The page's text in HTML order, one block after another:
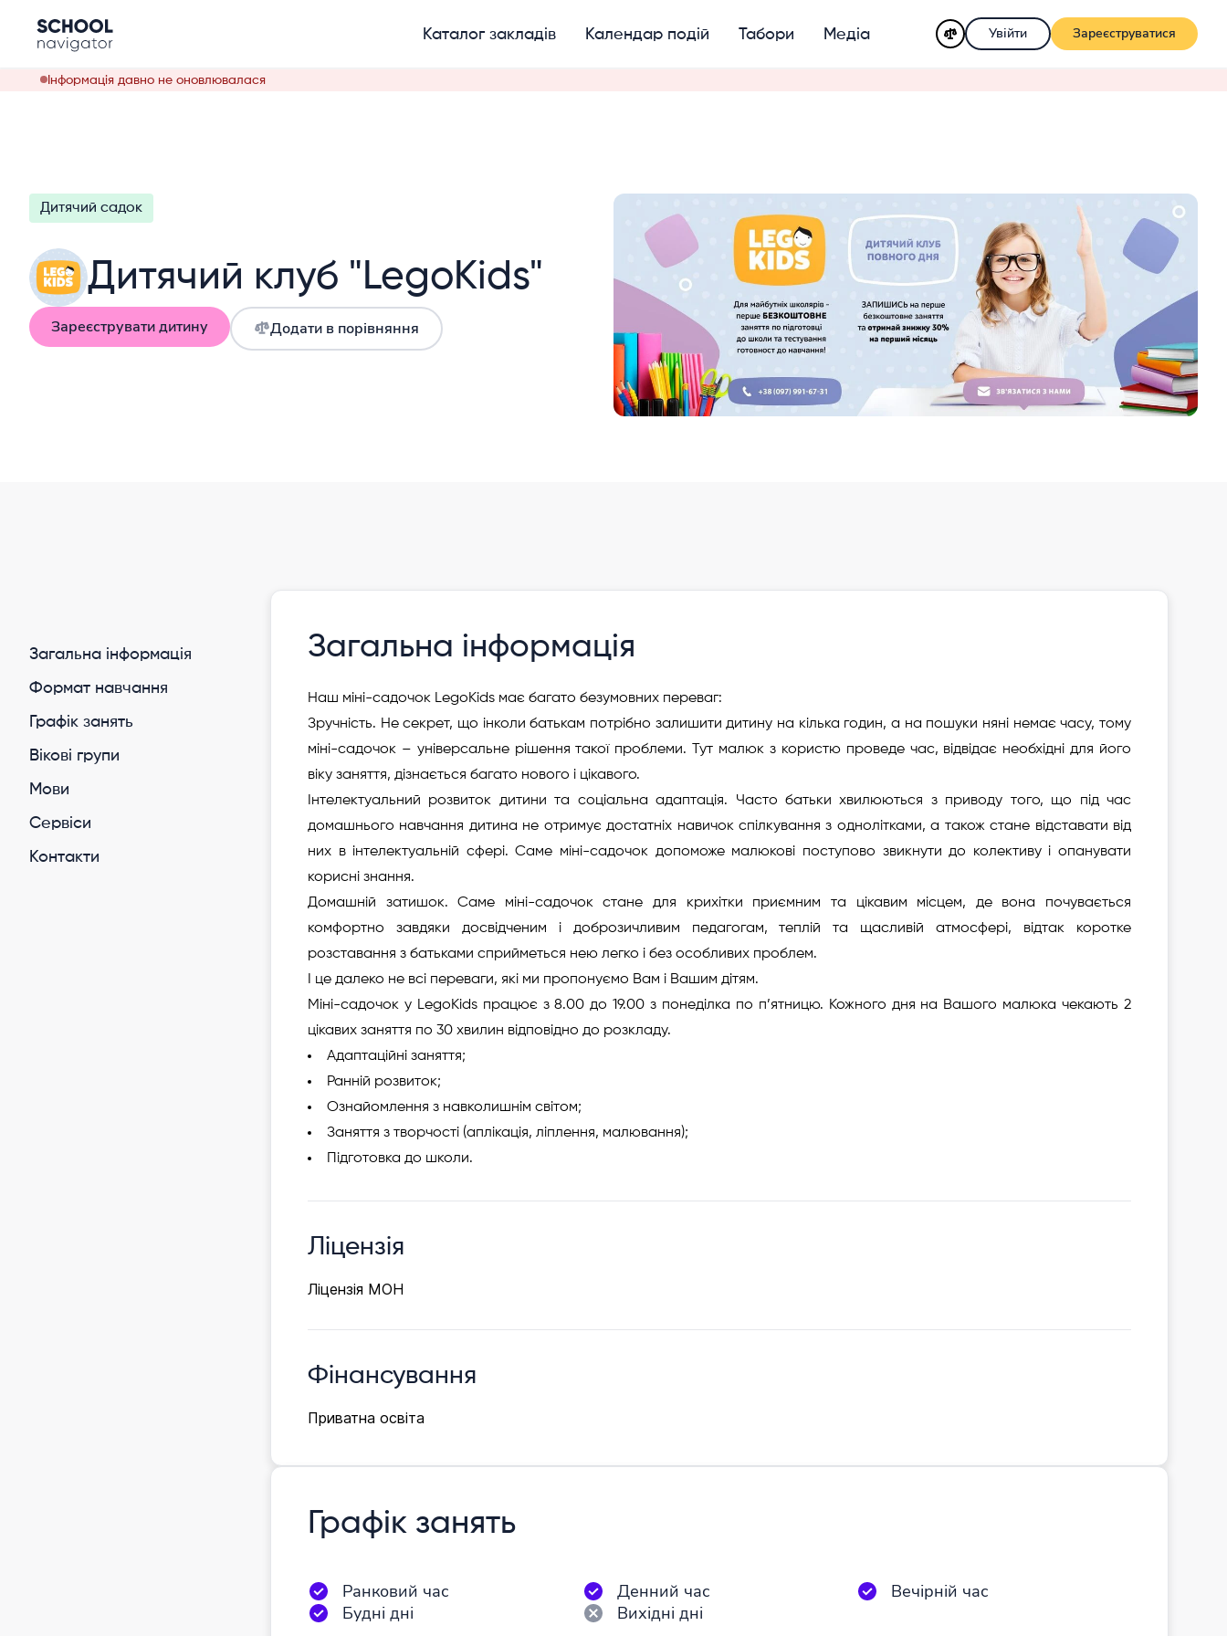
Каталог закладів Календар подій Табори Медіа Увійти Зареєструватися
Інформація давно не оновлювалася
Дитячий садок
Дитячий клуб "LegoKids"
Зареєструвати дитину Додати в порівняння
Загальна інформація
Формат навчання
Графік занять
Вікові групи
Мови
Cервіси
Контакти
Загальна інформація
Наш міні-садочок LegoKids має багато безумовних переваг:
Зручність. Не секрет, що інколи батькам потрібно залишити дитину на кілька годин, а на пошуки няні немає часу, тому
міні-садочок – універсальне рішення такої проблеми. Тут малюк з користю проведе час, відвідає необхідні для його
віку заняття, дізнається багато нового і цікавого.
Інтелектуальний розвиток дитини та соціальна адаптація. Часто батьки хвилюються з приводу того, що під час
домашнього навчання дитина не отримує достатніх навичок спілкування з однолітками, а також стане відставати від
них в інтелектуальній сфері. Саме міні-садочок допоможе малюкові поступово звикнути до колективу і опанувати
корисні знання.
Домашній затишок. Саме міні-садочок стане для крихітки приємним та цікавим місцем, де вона почувається
комфортно завдяки досвідченим і доброзичливим педагогам, теплій та щасливій атмосфері, відтак коротке
розставання з батьками сприйметься нею легко і без особливих проблем.
І це далеко не всі переваги, які ми пропонуємо Вам і Вашим дітям.
Міні-садочок у LegoKids працює з 8.00 до 19.00 з понеділка по п’ятницю. Кожного дня на Вашого малюка чекають 2
цікавих заняття по 30 хвилин відповідно до розкладу.
Адаптаційні заняття;
Ранній розвиток;
Ознайомлення з навколишнім світом;
Заняття з творчості (аплікація, ліплення, малювання);
Підготовка до школи.
Ліцензія
Ліцензія МОН
Фінансування
Приватна освіта
Графік занять
Ранковий час Денний час
Вечірній час
Будні дні
Вихідні дні